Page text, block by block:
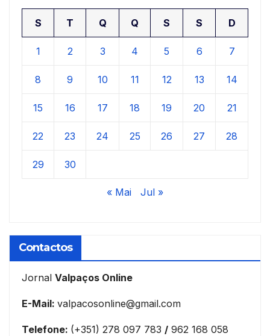
S T Q Q S S D
1 2 3 4 5 6 7
8 9 10 11 12 13 14
15 16 17 18 19 20 21
22 23 24 25 26 27 28
29 30
« Mai Jul »
Contactos
Jornal Valpaços Online
E-Mail: valpacosonline@gmail.com
Telefone: (+351) 278 097 783 / 962 168 058